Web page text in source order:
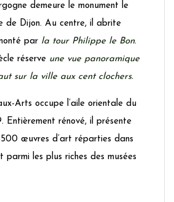
demeure le monument le
de Dijon. Au centre, il abrite
par la tour Philippe le Bon.
réserve une vue panoramique
sur la ville aux cent clochers.
Arts occupe l’aile orientale du
Entièrement rénové, il présente
œuvres d’art réparties dans
parmi les plus riches des musées